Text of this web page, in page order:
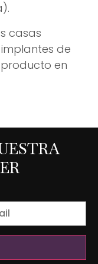
casas
de
en